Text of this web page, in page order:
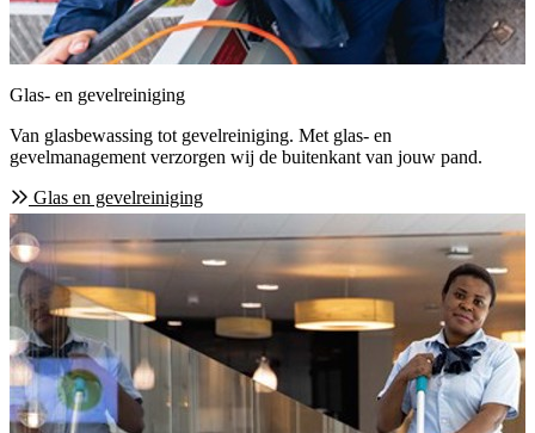
Glas- en gevelreiniging
Van glasbewassing tot gevelreiniging. Met glas- en
gevelmanagement verzorgen wij de buitenkant van jouw pand.
Glas en gevelreiniging